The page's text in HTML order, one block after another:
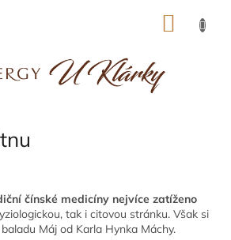
čínské medicíny nejvíce zatíženo
tak i citovou stránku. Však si
Máj od Karla Hynka Máchy.